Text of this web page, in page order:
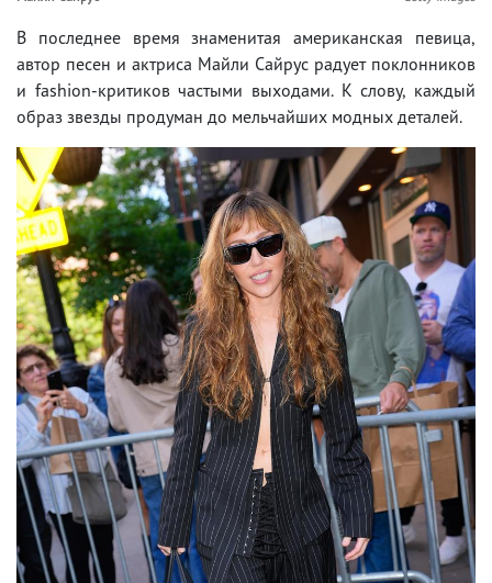
В последнее время знаменитая американская певица,
автор песен и актриса Майли Сайрус радует поклонников
и fashion-критиков частыми выходами. К слову, каждый
образ звезды продуман до мельчайших модных деталей.